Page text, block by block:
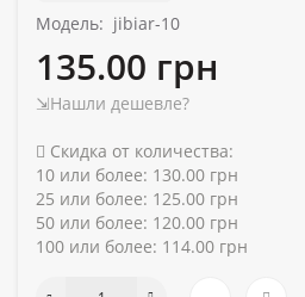
Модель: jibiar-10
135.00 грн
⇲Нашли дешевле?
Скидка от количества:
10 или более: 130.00 грн
25 или более: 125.00 грн
50 или более: 120.00 грн
100 или более: 114.00 грн